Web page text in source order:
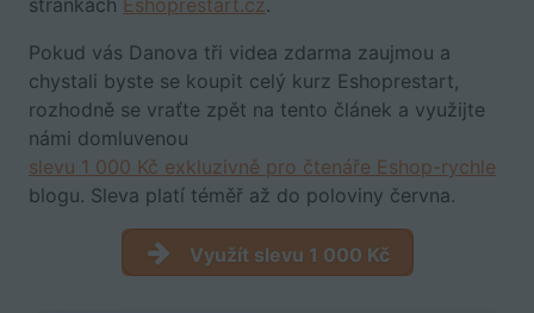
stránkách Eshoprestart.cz.
Pokud vás Danova tři videa zdarma zaujmou a
chystali byste se koupit celý kurz Eshoprestart,
rozhodně se vraťte zpět na tento článek a využijte
námi domluvenou
slevu 1 000 Kč exkluzivně pro čtenáře Eshop-rychle
blogu. Sleva platí téměř až do poloviny června.
Využít slevu 1 000 Kč